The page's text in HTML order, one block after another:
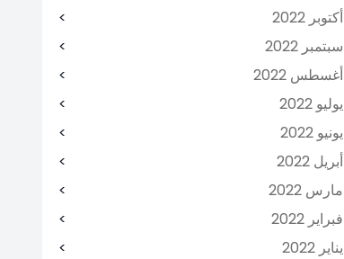
أكتوبر 2022
سبتمبر 2022
أغسطس 2022
يوليو 2022
يونيو 2022
أبريل 2022
مارس 2022
فبراير 2022
يناير 2022